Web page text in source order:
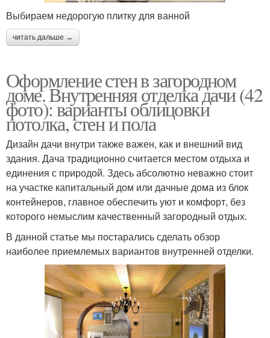
Выбираем недорогую плитку для ванной
читать дальше →
Оформление стен в загородном
доме. Внутренняя отделка дачи (42
фото): варианты облицовки
потолка, стен и пола
Дизайн дачи внутри также важен, как и внешний вид
здания. Дача традиционно считается местом отдыха и
единения с природой. Здесь абсолютно неважно стоит
на участке капитальный дом или дачные дома из блок
контейнеров, главное обеспечить уют и комфорт, без
которого немыслим качественный загородный отдых.
В данной статье мы постарались сделать обзор
наиболее приемлемых вариантов внутренней отделки.